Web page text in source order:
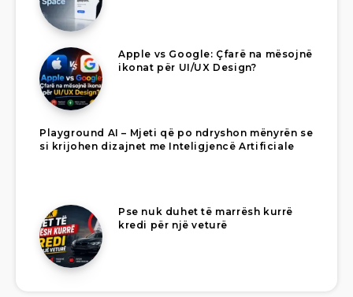
Apple vs Google: Çfarë na mësojnë
ikonat për UI/UX Design?
Playground AI – Mjeti që po ndryshon mënyrën se
si krijohen dizajnet me Inteligjencë Artificiale
Pse nuk duhet të marrësh kurrë
kredi për një veturë